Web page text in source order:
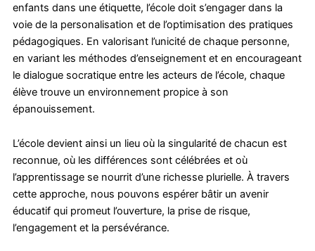
enfants dans une étiquette, l’école doit s’engager dans la
voie de la personalisation et de l’optimisation des pratiques
pédagogiques. En valorisant l’unicité de chaque personne,
en variant les méthodes d’enseignement et en encourageant
le dialogue socratique entre les acteurs de l’école, chaque
élève trouve un environnement propice à son
épanouissement.
L’école devient ainsi un lieu où la singularité de chacun est
reconnue, où les différences sont célébrées et où
l’apprentissage se nourrit d’une richesse plurielle. À travers
cette approche, nous pouvons espérer bâtir un avenir
éducatif qui promeut l’ouverture, la prise de risque,
l’engagement et la persévérance.